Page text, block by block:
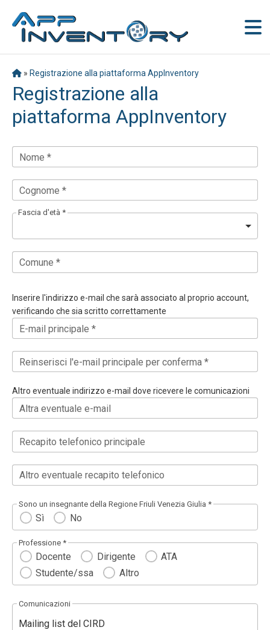
» Registrazione alla piattaforma AppInventory
Registrazione alla
piattaforma AppInventory
Nome *
Cognome *
Fascia d'età *
Comune *
Inserire l'indirizzo e-mail che sarà associato al proprio account,
verificando che sia scritto correttamente
E-mail principale *
Reinserisci l'e-mail principale per conferma *
Altro eventuale indirizzo e-mail dove ricevere le comunicazioni
Altra eventuale e-mail
Recapito telefonico principale
Altro eventuale recapito telefonico
Sono un insegnante della Regione Friuli Venezia Giulia *
Sì No
Professione *
Docente Dirigente
ATA
Studente/ssa
Altro
Comunicazioni
Mailing list del CIRD